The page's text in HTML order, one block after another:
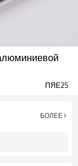
ПЯЕ25
БОЛЕЕ